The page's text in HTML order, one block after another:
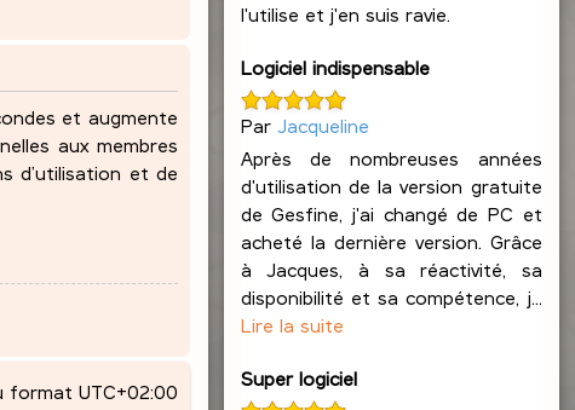
et augmente
aux membres
d’utilisation et de
format UTC+02:00
l'utilise et j'en suis ravie.
Logiciel indispensable
Par Jacqueline
Après de nombreuses années
d'utilisation de la version gratuite
de Gesfine, j'ai changé de PC et
acheté la dernière version. Grâce
à Jacques, à sa réactivité, sa
disponibilité et sa compétence, j...
Lire la suite
Super logiciel